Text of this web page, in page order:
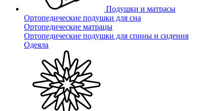
Подушки и матрасы
Ортопедические подушки для сна
Ортопедические матрацы
Ортопедические подушки для спины и сидения
Одеяла